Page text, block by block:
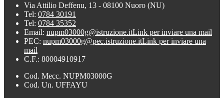
Via Attilio Deffenu, 13 - 08100 Nuoro (NU)
Tel: 0784 30191
Tel: 0784 35352
Email: nupm03000g@istruzione.itLink per inviare una mail
PEC: nupm03000g@pec.istruzione.itLink per inviare una
mail
C.F.: 80004910917
Cod. Mecc. NUPM03000G
Cod. Un. UFFAYU